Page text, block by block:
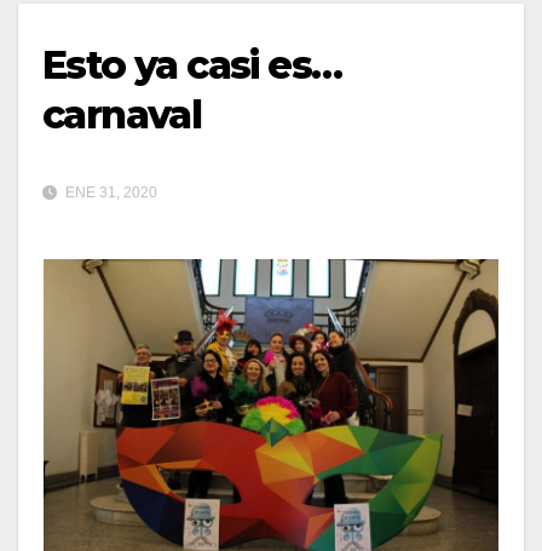
Esto ya casi es…
carnaval
ENE 31, 2020